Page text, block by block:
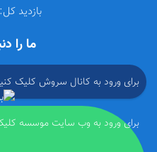
بازدید کل:
ما را
برای ورود به کانال سروش کلیک
برای ورود به وب سایت موسسه